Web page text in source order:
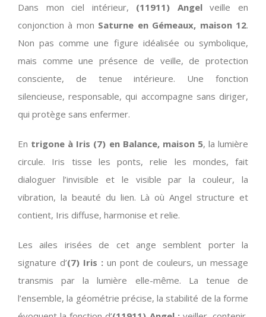
Dans mon ciel intérieur, (11911) Angelveille en
conjonction à mon Saturne en Gémeaux, maison 12.
Non pas comme une figure idéalisée ou symbolique,
mais comme une présence de veille, de protection
consciente, de tenue intérieure. Une fonction
silencieuse, responsable, qui accompagne sans diriger,
qui protège sans enfermer.
En trigone à Iris (7) en Balance, maison 5, la lumière
circule. Iris tisse les ponts, relie les mondes, fait
dialoguer l’invisible et le visible par la couleur, la
vibration, la beauté du lien. Là où Angel structure et
contient, Iris diffuse, harmonise et relie.
Les ailes irisées de cet ange semblent porter la
signature d’(7) Iris : un pont de couleurs, un message
transmis par la lumière elle-même. La tenue de
l’ensemble, la géométrie précise, la stabilité de la forme